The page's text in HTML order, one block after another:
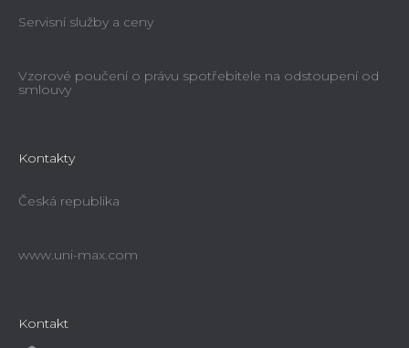
Servisní služby a ceny
Vzorové poučení o právu spotřebitele na odstoupení od
smlouvy
Kontakty
Česká republika
www.uni-max.com
Kontakt